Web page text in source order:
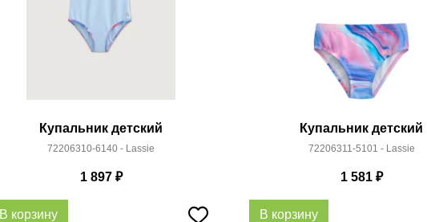
Купальник детский
72206310-6140 - Lassie
1 897₽
В корзину
Купальник детский
72206311-5101 - Lassie
1 581₽
В корзину